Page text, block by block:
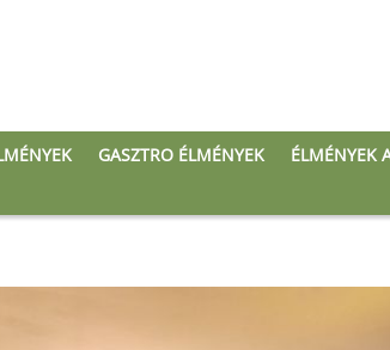
GASZTRO ÉLMÉNYEK
ÉLMÉNYEK